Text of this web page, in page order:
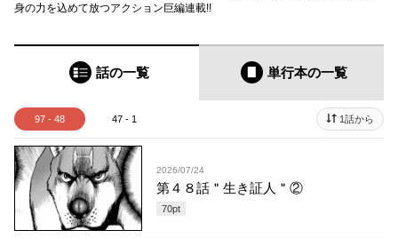
身の力を込めて放つアクション巨編連載!!
話の一覧 単行本の一覧
97 - 48 47 - 1 1話から
2026/07/24
第４８話＂生き証人＂②
70pt